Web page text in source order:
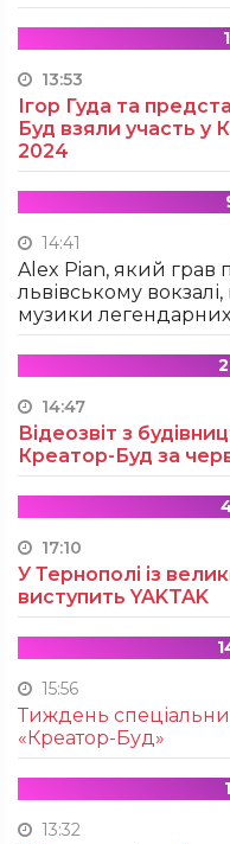
13:53
Ігор Гуда та
Буд взяли участь у
2024
14:41
Alex Pian, який грав
львівському
музики
14:47
Відеозвіт з
Креатор-Буд за
17:10
У Тернополі із
виступить YAKTAK
15:56
Тиждень
«Креатор-Буд»
13:32